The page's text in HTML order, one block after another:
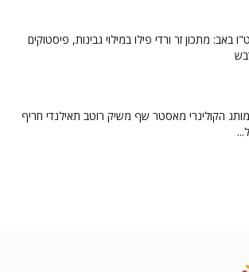
באב: מתכון זר ורדי פילו במילוי גבינות, פיסטוקים
הקולינרי מאסטר שף משיק רוטב תאילנדי חריף